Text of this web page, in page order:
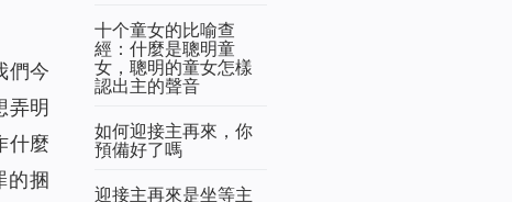
們今
弄明
什麼
的捆
十个童女的比喻查
經：什麼是聰明童
女，聰明的童女怎樣
認出主的聲音
如何迎接主再來，你
預備好了嗎
迎接主再來是坐等主